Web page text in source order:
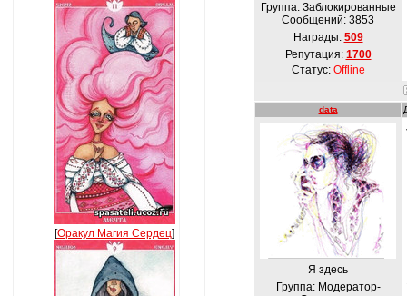
[Оракул Магия Сердец]
Группа: Заблокированные
Сообщений: 3853
Награды: 509
Репутация: 1700
Статус: Offline
data
Я здесь
Группа: Модератор-